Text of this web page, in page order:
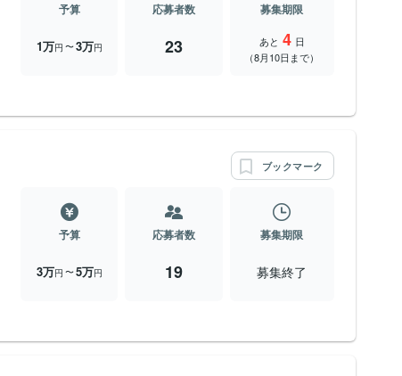
予算
1万円 〜3万円
応募者数
23
募集期限
あと 4 日
（8月10日まで）
ブックマーク
予算
3万円 〜5万円
応募者数
19
募集期限
募集終了